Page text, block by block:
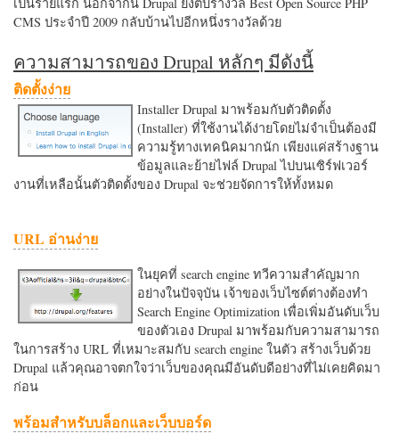
CMS ประจำปี 2009 กลับบ้านไปอีกหนึ่งรางวัลด้วย
ความสามารถของ Drupal หลักๆ มีดังนี้
ติดตั้งง่าย
Installer Drupal มาพร้อมกับตัวติดตั้ง
(Installer) ที่ใช้งานได้ง่ายโดยไม่จำเป็นต้องมี
ความรู้ทางเทคนิคมากนัก เพียงแค่สร้างฐาน
ข้อมูลและย้ายไฟล์ Drupal ไปบนเซิร์ฟเวอร์
งานที่เหลือนั้นตัวติดตั้งของ Drupal จะช่วยจัดการให้ทั้งหมด
URL อ่านง่าย
ในยุคที่ search engine ทวีความสำคัญมาก
อย่างในปัจจุบัน เจ้าของเว็บไซต์ต่างต้องทำ
Search Engine Optimization เพื่อเพิ่มอันดับเว็บ
ของตัวเอง Drupal มาพร้อมกับความสามารถ
ในการสร้าง URL ที่เหมาะสมกับ search engine ในตัว สร้างเว็บด้วย
Drupal แล้วคุณอาจตกใจว่าเว็บของคุณมีอันดับดีอย่างที่ไม่เคยคิดมา
ก่อน
พร้อมสำหรับบล็อกและเว็บบอร์ด